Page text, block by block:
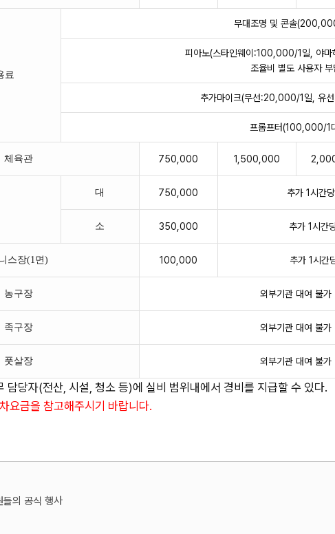
료
무대조명 및 콘솔
피아노(스타인웨이:100,000/1일, 야
조율비 별도 사용자 부
추가마이크(무선:20,000/1일, 유
프롬프터(100,000/1
체육관 750,000 1,500,000
대 750,000 추가 1시간
소 350,000 추가 1시
스장(1면) 100,000 추가 1시
농구장 외부기관 대여 불가
족구장 외부기관 대여 불가
풋살장 외부기관 대여 불가
담당자(전산, 시설, 청소 등)에 실비 범위내에서 경비를 지급할 수 있다.
요금을 참고해주시기 바랍니다.
의 공식 행사